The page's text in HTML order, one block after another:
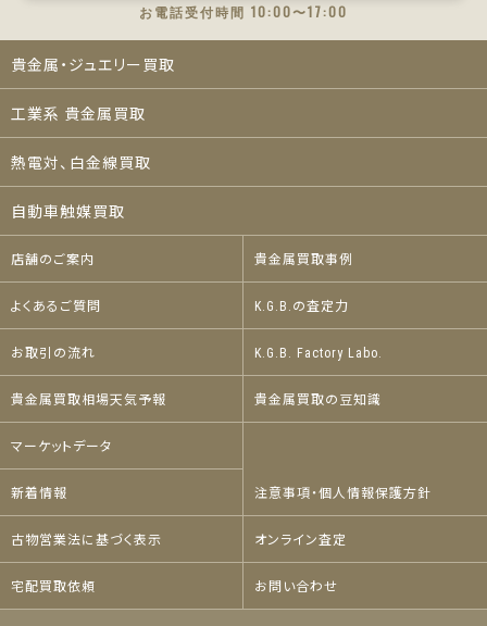
お電話受付時間 10:00〜17:00
貴金属・ジュエリー買取
工業系 貴金属買取
熱電対、白金線買取
自動車触媒買取
店舗のご案内 貴金属買取事例
よくあるご質問 K.G.B.の査定力
お取引の流れ K.G.B. Factory Labo.
貴金属買取相場天気予報 貴金属買取の豆知識
マーケットデータ
新着情報 注意事項・個人情報保護方針
古物営業法に基づく表示 オンライン査定
宅配買取依頼 お問い合わせ